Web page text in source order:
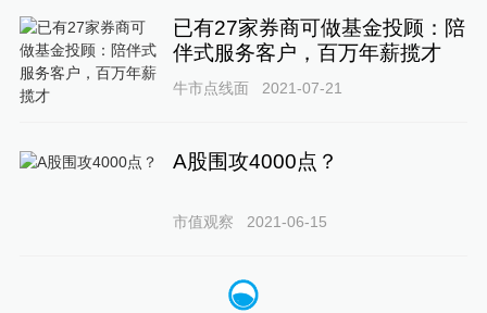
已有27家券商可做基金投顾：陪
伴式服务客户，百万年薪揽才
牛市点线面 2021-07-21
A股围攻4000点？
市值观察 2021-06-15